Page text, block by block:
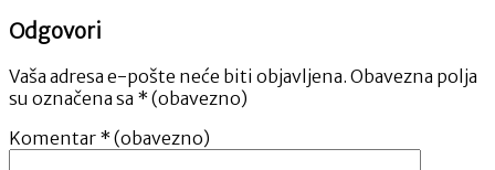
Odgovori
Vaša adresa e-pošte neće biti objavljena. Obavezna polja
su označena sa * (obavezno)
Komentar * (obavezno)